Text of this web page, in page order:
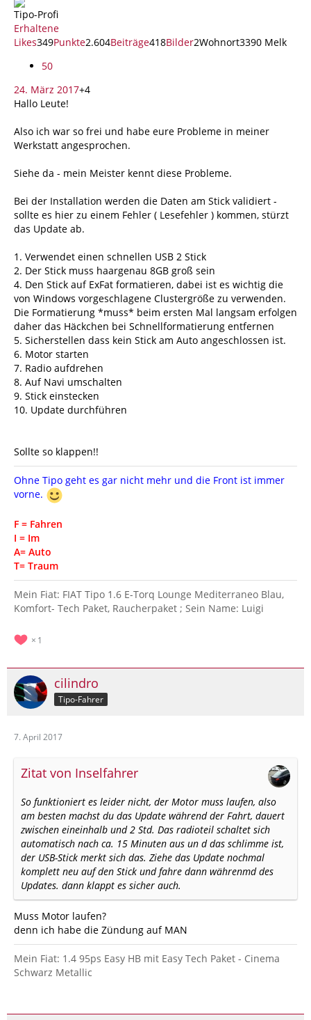
Tipo-Profi
Erhaltene
Likes349Punkte2.604Beiträge418Bilder2Wohnort3390 Melk
50
24. März 2017+4
Hallo Leute!
Also ich war so frei und habe eure Probleme in meiner
Werkstatt angesprochen.
Siehe da - mein Meister kennt diese Probleme.
Bei der Installation werden die Daten am Stick validiert -
sollte es hier zu einem Fehler ( Lesefehler ) kommen, stürzt
das Update ab.
1. Verwendet einen schnellen USB 2 Stick
2. Der Stick muss haargenau 8GB groß sein
4. Den Stick auf ExFat formatieren, dabei ist es wichtig die
von Windows vorgeschlagene Clustergröße zu verwenden.
Die Formatierung *muss* beim ersten Mal langsam erfolgen
daher das Häckchen bei Schnellformatierung entfernen
5. Sicherstellen dass kein Stick am Auto angeschlossen ist.
6. Motor starten
7. Radio aufdrehen
8. Auf Navi umschalten
9. Stick einstecken
10. Update durchführen
Sollte so klappen!!
Ohne Tipo geht es gar nicht mehr und die Front ist immer
vorne.
F = Fahren
I = Im
A= Auto
T= Traum
Mein Fiat: FIAT Tipo 1.6 E-Torq Lounge Mediterraneo Blau,
Komfort- Tech Paket, Raucherpaket ; Sein Name: Luigi
1
cilindro
Tipo-Fahrer
7. April 2017
Zitat von Inselfahrer
So funktioniert es leider nicht, der Motor muss laufen, also
am besten machst du das Update während der Fahrt, dauert
zwischen eineinhalb und 2 Std. Das radioteil schaltet sich
automatisch nach ca. 15 Minuten aus un d das schlimme ist,
der USB-Stick merkt sich das. Ziehe das Update nochmal
komplett neu auf den Stick und fahre dann währenmd des
Updates. dann klappt es sicher auch.
Muss Motor laufen?
denn ich habe die Zündung auf MAN
Mein Fiat: 1.4 95ps Easy HB mit Easy Tech Paket - Cinema
Schwarz Metallic